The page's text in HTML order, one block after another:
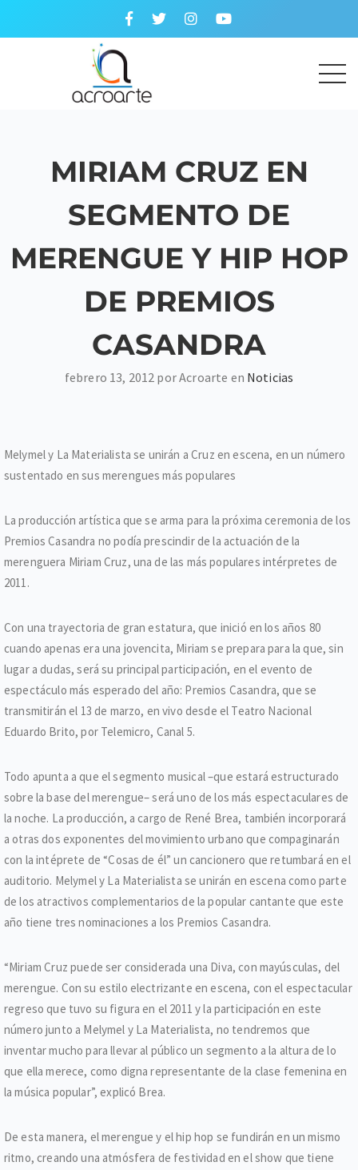
MIRIAM CRUZ EN
SEGMENTO DE
MERENGUE Y HIP HOP
DE PREMIOS
CASANDRA
febrero 13, 2012 por Acroarte en Noticias
Melymel y La Materialista se unirán a Cruz en escena, en un número
sustentado en sus merengues más populares
La producción artística que se arma para la próxima ceremonia de los
Premios Casandra no podía prescindir de la actuación de la
merenguera Miriam Cruz, una de las más populares intérpretes de
2011.
Con una trayectoria de gran estatura, que inició en los años 80
cuando apenas era una jovencita, Miriam se prepara para la que, sin
lugar a dudas, será su principal participación, en el evento de
espectáculo más esperado del año: Premios Casandra, que se
transmitirán el 13 de marzo, en vivo desde el Teatro Nacional
Eduardo Brito, por Telemicro, Canal 5.
Todo apunta a que el segmento musical –que estará estructurado
sobre la base del merengue– será uno de los más espectaculares de
la noche. La producción, a cargo de René Brea, también incorporará
a otras dos exponentes del movimiento urbano que compaginarán
con la intéprete de “Cosas de él” un cancionero que retumbará en el
auditorio. Melymel y La Materialista se unirán en escena como parte
de los atractivos complementarios de la popular cantante que este
año tiene tres nominaciones a los Premios Casandra.
“Miriam Cruz puede ser considerada una Diva, con mayúsculas, del
merengue. Con su estilo electrizante en escena, con el espectacular
regreso que tuvo su figura en el 2011 y la participación en este
número junto a Melymel y La Materialista, no tendremos que
inventar mucho para llevar al público un segmento a la altura de lo
que ella merece, como digna representante de la clase femenina en
la música popular”, explicó Brea.
De esta manera, el merengue y el hip hop se fundirán en un mismo
ritmo, creando una atmósfera de festividad en el show que tiene